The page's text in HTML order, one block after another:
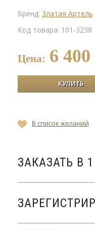
Бренд: Златая Артель
Код товара: 101-3238
Цена: 6 400
В список желаний
ЗАКАЗАТЬ В